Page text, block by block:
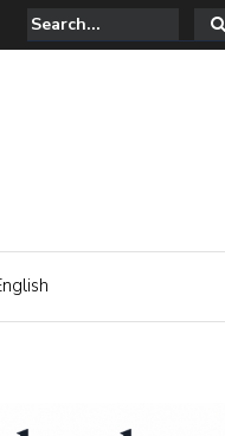
නරුමවාදයේ